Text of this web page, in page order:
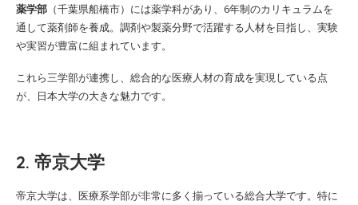
薬学部 （千葉県船橋市）には薬学科があり、6年制のカリキュラムを
通して薬剤師を養成。調剤や製薬分野で活躍する人材を目指し、実験
や実習が豊富に組まれています。
これら三学部が連携し、総合的な医療人材の育成を実現している点
が、日本大学の大きな魅力です。
2. 帝京大学
帝京大学は、医療系学部が非常に多く揃っている総合大学です。特に